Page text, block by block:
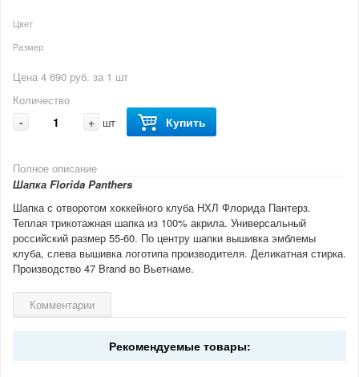
Цвет
Размер
Цена 4 690 руб. за 1 шт
Количество
- + шт Купить
Полное описание
Шапка Florida Panthers
Шапка с отворотом хоккейного клуба НХЛ Флорида Пантерз.
Теплая трикотажная шапка из 100% акрила. Универсальный
российский размер 55-60. По центру шапки вышивка эмблемы
клуба, слева вышивка логотипа производителя. Деликатная стирка.
Производство 47 Brand во Вьетнаме.
Комментарии
Рекомендуемые товары: